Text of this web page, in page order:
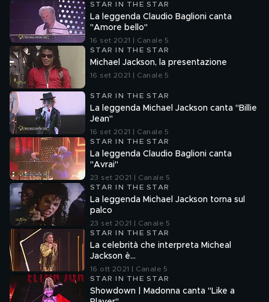
STAR IN THE STAR
La leggenda Claudio Baglioni canta
"Amore bello"
16 set 2021 | Canale 5
STAR IN THE STAR
Michael Jackson, la presentazione
16 set 2021 | Canale 5
STAR IN THE STAR
La leggenda Michael Jackson canta "Billie
Jean"
16 set 2021 | Canale 5
STAR IN THE STAR
La leggenda Claudio Baglioni canta
"Avrai"
23 set 2021 | Canale 5
STAR IN THE STAR
La leggenda Michael Jackson torna sul
palco
23 set 2021 | Canale 5
STAR IN THE STAR
La celebrità che interpreta Micheal
Jackson è…
16 ott 2021 | Canale 5
STAR IN THE STAR
Showdown | Madonna canta "Like a